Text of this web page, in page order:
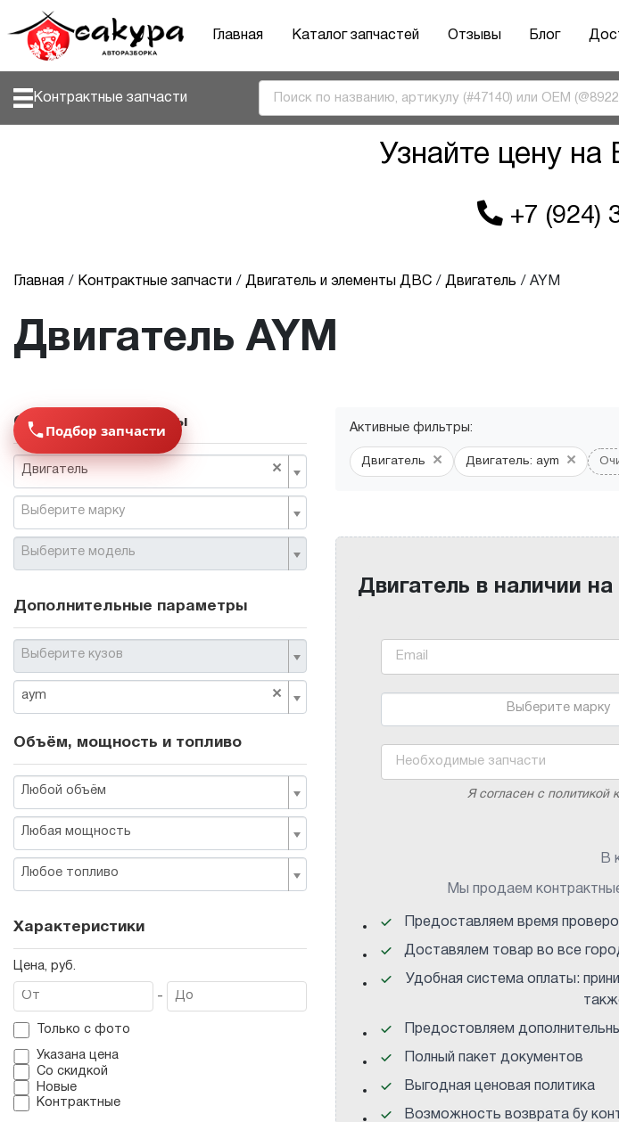
Главная Каталог запчастей Отзывы Блог
Контрактные запчасти
Узнайте цену на
+7 (924)
Главная Контрактные запчасти Двигатель и элементы ДВС Двигатель AYM
Двигатель AYM
Основные параметры
×
Двигатель
Выберите марку
Выберите модель
Дополнительные параметры
Выберите кузов
×
aym
Объём, мощность и топливо
Любой объём
Любая мощность
Любое топливо
Характеристики
Цена, руб.
-
Только с фото
Указана цена
Со скидкой
Новые
Контрактные
Активные фильтры:
Двигатель × Двигатель: aym ×
Двигатель в наличии
Выберите марку
Я согласен с политикой
В
Мы продаем
Предоставляем время
Доставялем товар во все
Удобная система оплаты:
Предостовляем
Полный пакет документов
Выгодная ценовая политика
Возможность возврата бу
Подбор запчасти